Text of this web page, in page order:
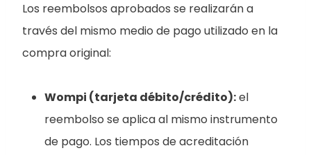
Los reembolsos aprobados se realizarán a
través del mismo medio de pago utilizado en la
compra original:
Wompi (tarjeta débito/crédito):el
reembolso se aplica al mismo instrumento
de pago. Los tiempos de acreditación